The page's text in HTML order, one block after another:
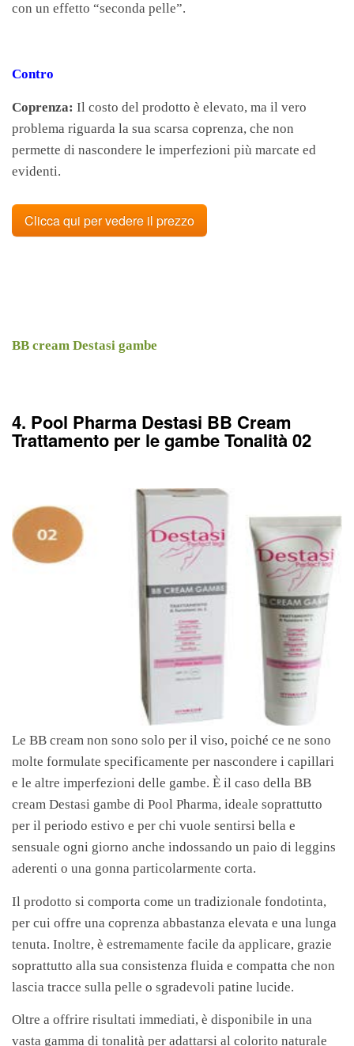
con un effetto “seconda pelle”.
Contro
Coprenza: Il costo del prodotto è elevato, ma il vero
problema riguarda la sua scarsa coprenza, che non
permette di nascondere le imperfezioni più marcate ed
evidenti.
Clicca qui per vedere il prezzo
BB cream Destasi gambe
4. Pool Pharma Destasi BB Cream
Trattamento per le gambe Tonalità 02
Le BB cream non sono solo per il viso, poiché ce ne sono
molte formulate specificamente per nascondere i capillari
e le altre imperfezioni delle gambe. È il caso della BB
cream Destasi gambe di Pool Pharma, ideale soprattutto
per il periodo estivo e per chi vuole sentirsi bella e
sensuale ogni giorno anche indossando un paio di leggins
aderenti o una gonna particolarmente corta.
Il prodotto si comporta come un tradizionale fondotinta,
per cui offre una coprenza abbastanza elevata e una lunga
tenuta. Inoltre, è estremamente facile da applicare, grazie
soprattutto alla sua consistenza fluida e compatta che non
lascia tracce sulla pelle o sgradevoli patine lucide.
Oltre a offrire risultati immediati, è disponibile in una
vasta gamma di tonalità per adattarsi al colorito naturale